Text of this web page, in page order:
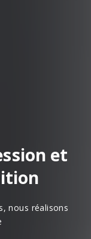
et
nous réalisons